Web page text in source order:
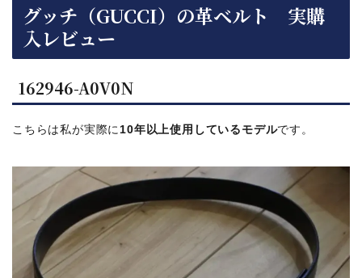
グッチ（GUCCI）の革ベルト 実購
入レビュー
162946-A0V0N
こちらは私が実際に 10年以上使用しているモデルです。